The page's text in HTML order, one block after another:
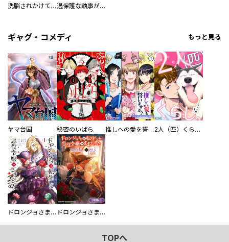
洗脳されかけていた悪役令嬢ですが家出を決意しました。【電子単行本版／特典おまけ付き】 過保護な執事が私の婚活を邪魔してきます！ 分冊版
ギャグ・コメディ もっと見る
ヤマ台国 秘密のいばら 推しへの愛を誓いますか？～アラサー女子、推しは逃げぬが人生逃げる～ 2人（匹）くらし。
ドロンジョさまは転生しても悪役令嬢のままだった ドロンジョさまは転生しても悪役令嬢のままだった【分冊版】
TOPへ